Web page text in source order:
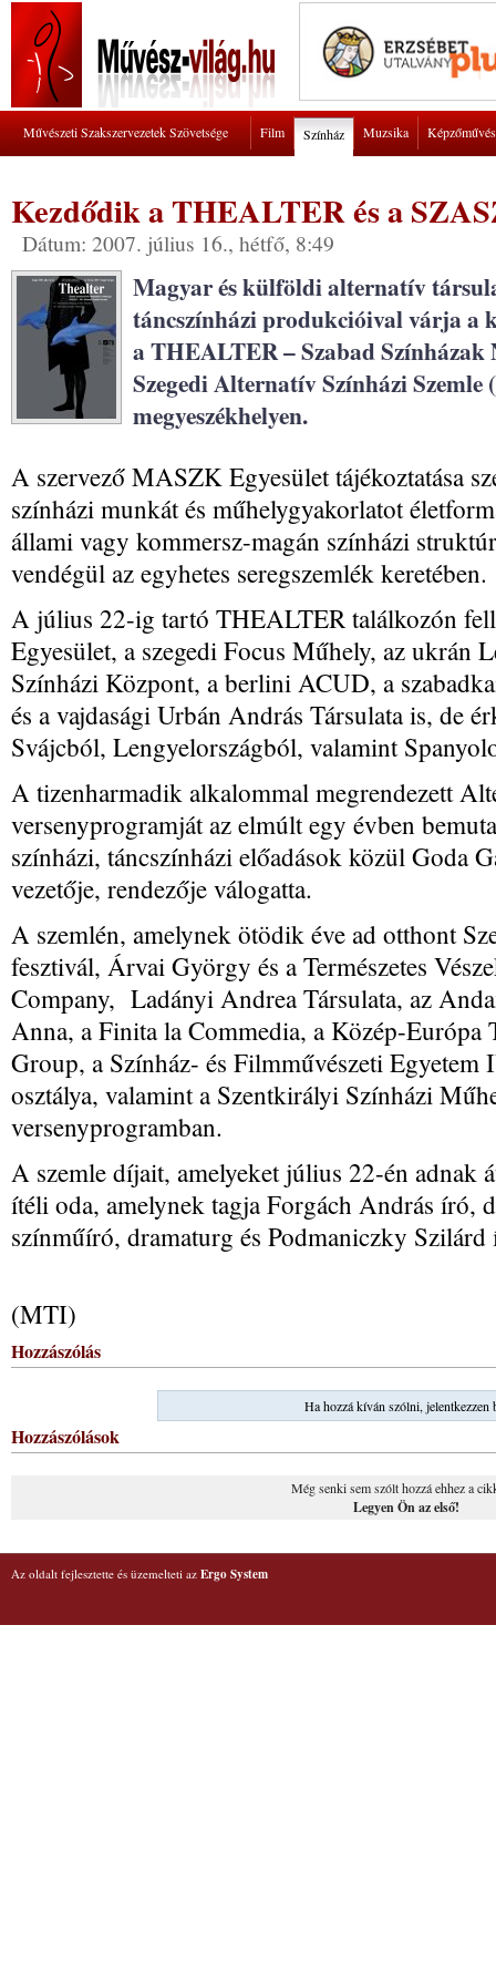
Művészeti Szakszervezetek Szövetsége Film Színház Muzsika
Kezdődik a THEALTER és a
Dátum: 2007. július 16., hétfő, 8:49
Magyar és külföldi alternatív
táncszínházi produkcióival várja a
a THEALTER – Szabad Színházak
Szegedi Alternatív Színházi
megyeszékhelyen.
A szervező MASZK Egyesület tájékoztatása
színházi munkát és műhelygyakorlatot
állami vagy kommersz-magán színházi
vendégül az egyhetes seregszemlék keretében.
A július 22-ig tartó THEALTER találkozón
Egyesület, a szegedi Focus Műhely, az ukrán
Színházi Központ, a berlini ACUD, a
és a vajdasági Urbán András Társulata is, de
Svájcból, Lengyelországból, valamint
A tizenharmadik alkalommal megrendezett
versenyprogramját az elmúlt egy évben
színházi, táncszínházi előadások közül Goda
vezetője, rendezője válogatta.
A szemlén, amelynek ötödik éve ad otthont
fesztivál, Árvai György és a Természetes
Company, Ladányi Andrea Társulata, az
Anna, a Finita la Commedia, a Közép-Európa
Group, a Színház- és Filmművészeti Egyetem
osztálya, valamint a Szentkirályi Színházi
versenyprogramban.
A szemle díjait, amelyeket július 22-én adnak
ítéli oda, amelynek tagja Forgách András író,
színműíró, dramaturg és Podmaniczky
(MTI)
Hozzászólás
Ha hozzá kíván szólni, jelentkezzen
Hozzászólások
Még senki sem szólt hozzá ehhez a
Legyen Ön az első!
Az oldalt fejlesztette és üzemelteti az Ergo System